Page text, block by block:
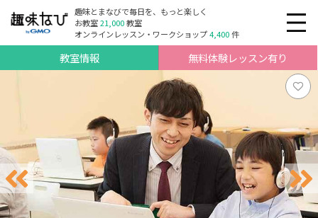
趣味とまなびで毎日を、もっと楽しく
お教室21,000教室
オンラインレッスン・ワークショップ4,400件
教室情報 無料体験レッスン有り